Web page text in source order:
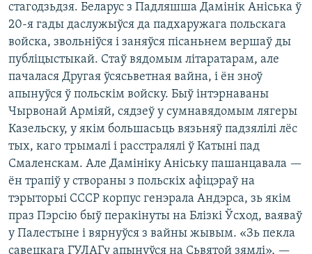
стагодзьдзя. Беларус з Падляшша Дамінік Аніська ў
20-я гады даслужыўся да падхаружага польскага
войска, звольніўся і заняўся пісаньнем вершаў ды
публіцыстыкай. Стаў вядомым літаратарам, але
пачалася Другая ўсясьветная вайна, і ён зноў
апынуўся ў польскім войску. Быў інтэрнаваны
Чырвонай Арміяй, сядзеў у сумнавядомым лягеры
Казельску, у якім большасьць вязьняў падзялілі лёс
тых, каго трымалі і расстралялі ў Катыні пад
Смаленскам. Але Дамініку Аніську пашанцавала —
ён трапіў у створаны з польскіх афіцэраў на
тэрыторыі СССР корпус генэрала Андэрса, зь якім
праз Пэрсію быў перакінуты на Блізкі Ўсход, ваяваў
у Палестыне і вярнуўся з вайны жывым. «Зь пекла
савецкага ГУЛАГу апынуўся на Сьвятой зямлі», —